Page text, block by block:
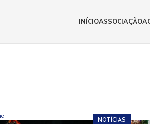
INÍCIOASSOCIAÇÃO
NOTÍCIAS